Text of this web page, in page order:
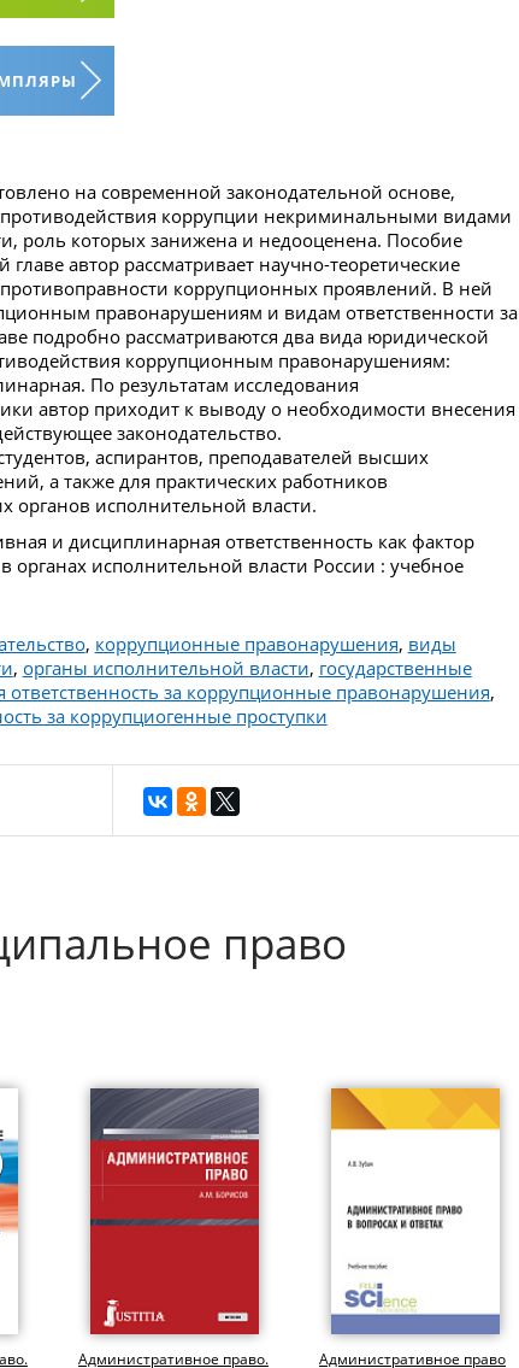
на современной законодательной основе,
коррупции некриминальными видами
роль которых занижена и недооценена. Пособие
главе автор рассматривает научно-теоретические
коррупционных проявлений. В ней
правонарушениям и видам ответственности за
подробно рассматриваются два вида юридической
коррупционным правонарушениям:
По результатам исследования
автор приходит к выводу о необходимости внесения
законодательство.
аспирантов, преподавателей высших
а также для практических работников
органов исполнительной власти.
и дисциплинарная ответственность как фактор
органах исполнительной власти России : учебное
, коррупционные правонарушения, виды
, органы исполнительной власти, государственные
ответственность за коррупционные правонарушения,
за коррупциогенные проступки
право
Административное право.
Административное право